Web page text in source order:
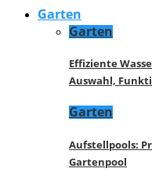
Garten
Garten
Effiziente
Auswahl,
Garten
Aufstellpools:
Gartenpool